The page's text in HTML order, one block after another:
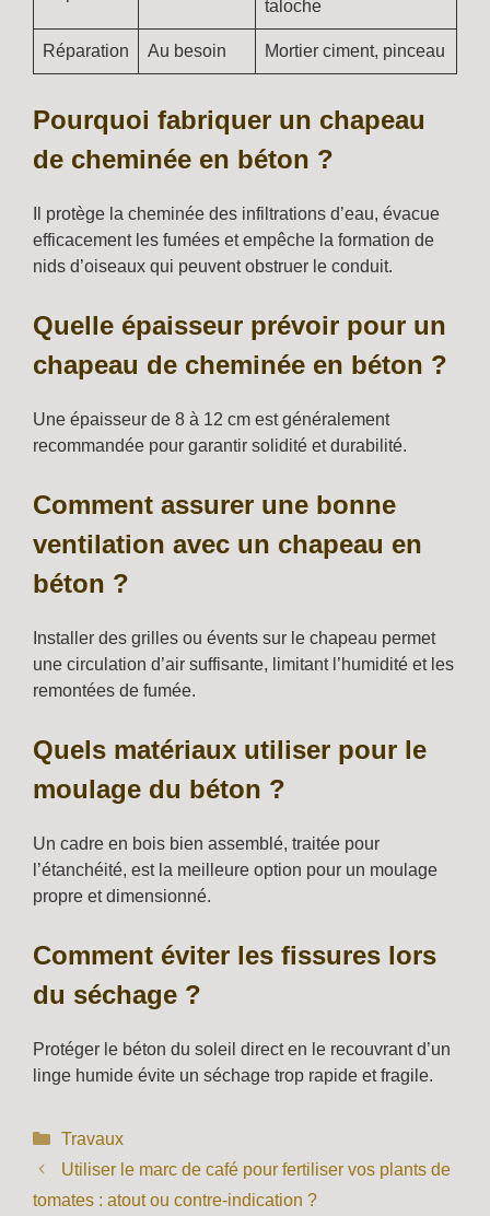
taloche
Réparation Au besoin Mortier ciment, pinceau
Pourquoi fabriquer un chapeau
de cheminée en béton ?
Il protège la cheminée des infiltrations d’eau, évacue
efficacement les fumées et empêche la formation de
nids d’oiseaux qui peuvent obstruer le conduit.
Quelle épaisseur prévoir pour un
chapeau de cheminée en béton ?
Une épaisseur de 8 à 12 cm est généralement
recommandée pour garantir solidité et durabilité.
Comment assurer une bonne
ventilation avec un chapeau en
béton ?
Installer des grilles ou évents sur le chapeau permet
une circulation d’air suffisante, limitant l’humidité et les
remontées de fumée.
Quels matériaux utiliser pour le
moulage du béton ?
Un cadre en bois bien assemblé, traitée pour
l’étanchéité, est la meilleure option pour un moulage
propre et dimensionné.
Comment éviter les fissures lors
du séchage ?
Protéger le béton du soleil direct en le recouvrant d’un
linge humide évite un séchage trop rapide et fragile.
Catégories
Travaux
Utiliser le marc de café pour fertiliser vos plants de
tomates : atout ou contre-indication ?